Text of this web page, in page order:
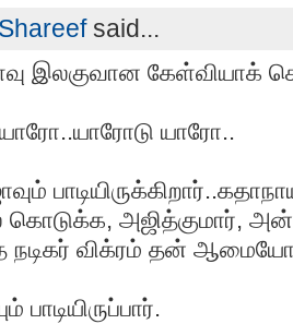
said...
இலகுவான கேள்வியாக்
யாரோ..
கொடுக்க, அஜித்குமார்,
நடிகர் விக்ரம் தன்
பாடியிருப்பார்.